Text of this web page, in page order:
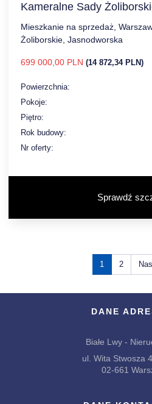
Kameralne Sady
Mieszkanie na sprzedaż,
Żoliborskie, Jasnodworska
699 000,00 PLN (14 872,34 PLN)
Powierzchnia:
Pokoje:
Piętro:
Rok budowy:
Nr oferty:
Sprawdź
1 2
DANE
Białe Lwy -
ul. Wita Stwosza
02-661